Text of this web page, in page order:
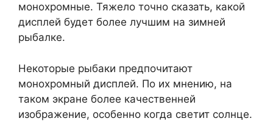
монохромные. Тяжело точно сказать, какой
дисплей будет более лучшим на зимней
рыбалке.
Некоторые рыбаки предпочитают
монохромный дисплей. По их мнению, на
таком экране более качественней
изображение, особенно когда светит солнце.